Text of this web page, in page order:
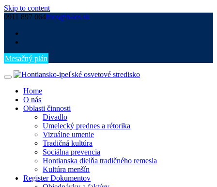
Skip to content
0911 897 064hios@h-ios.sk
Mesačný plán
Home
O nás
Oblasti činnosti
Divadlo
Umelecký prednes a rétorika
Vizuálne umenie
Tradičná kultúra
Sociálna prevencia
Hontianska dielňa tradičného remesla
Kultúra menšín
Register Dokumentov